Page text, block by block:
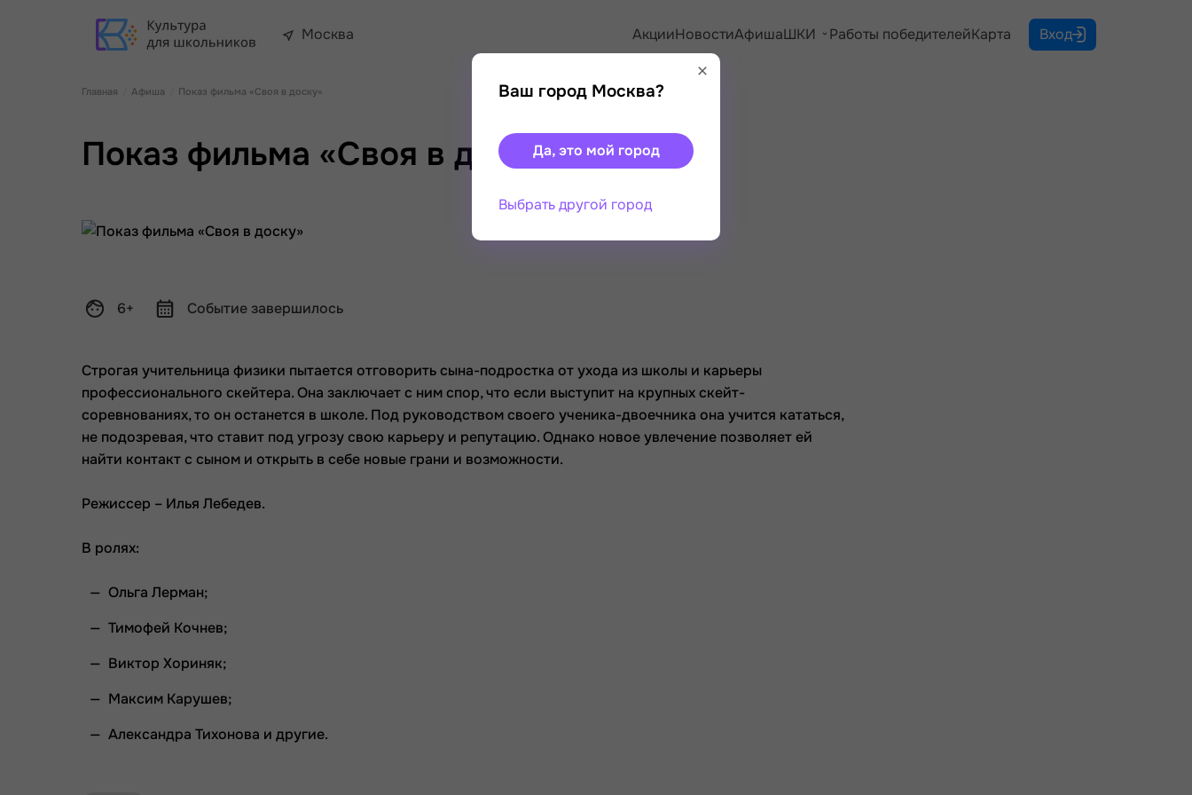
Москва АкцииНовостиАфишаШКИ Работы победителейКарта Вход
Главная Афиша Показ фильма «Своя в доску»
Показ фильма «Своя в доску»
6+ Событие завершилось
Строгая учительница физики пытается отговорить сына-подростка от ухода из школы и карьеры
профессионального скейтера. Она заключает с ним спор, что если выступит на крупных скейт-
соревнованиях, то он останется в школе. Под руководством своего ученика-двоечника она учится кататься,
не подозревая, что ставит под угрозу свою карьеру и репутацию. Однако новое увлечение позволяет ей
найти контакт с сыном и открыть в себе новые грани и возможности.
Режиссер – Илья Лебедев.
В ролях:
Ольга Лерман;
Тимофей Кочнев;
Виктор Хориняк;
Максим Карушев;
Александра Тихонова и другие.
Ваш город Москва?
Да, это мой город
Выбрать другой город